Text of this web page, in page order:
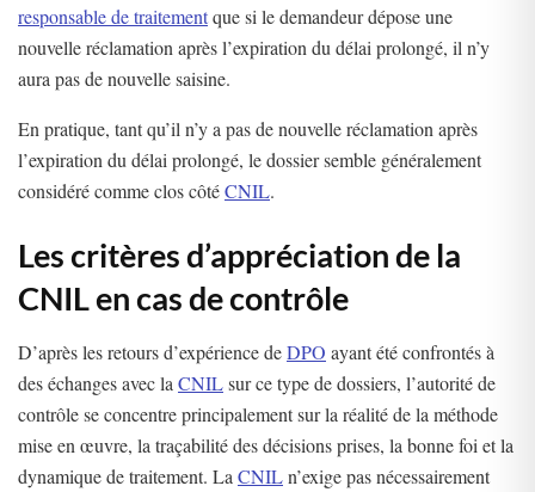
responsable de traitementque si le demandeur dépose une
nouvelle réclamation après l’expiration du délai prolongé, il n’y
aura pas de nouvelle saisine.
En pratique, tant qu’il n’y a pas de nouvelle réclamation après
l’expiration du délai prolongé, le dossier semble généralement
considéré comme clos côtéCNIL.
Les critères d’appréciation de la
CNIL en cas de contrôle
D’après les retours d’expérience deDPO ayant été confrontés à
des échanges avec la CNILsur ce type de dossiers, l’autorité de
contrôle se concentre principalement sur la réalité de la méthode
mise en œuvre, la traçabilité des décisions prises, la bonne foi et la
dynamique de traitement. La CNILn’exige pas nécessairement